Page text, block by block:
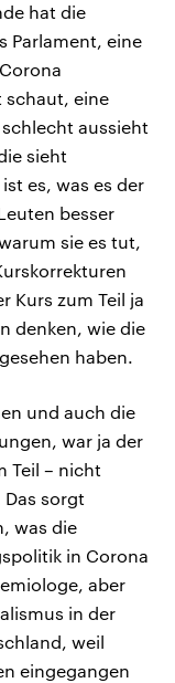
hat die
Parlament, eine
schaut, eine
aussieht
sieht
es, was es der
besser
sie es tut,
Kurs zum Teil ja
denken, wie die
haben.
und auch die
war ja der
Teil – nicht
sorgt
was die
in Corona
aber
in der
weil
eingegangen